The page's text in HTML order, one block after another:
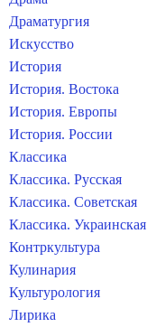
Драматургия
Искусство
История
История. Востока
История. Европы
История. России
Классика
Классика. Русская
Классика. Советская
Классика. Украинская
Контркультура
Кулинария
Культурология
Лирика